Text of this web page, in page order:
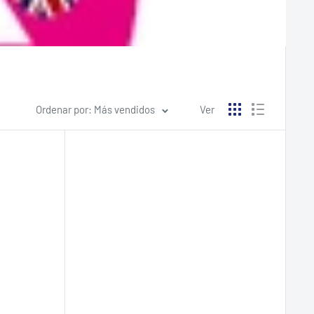
Ordenar por: Más vendidos Ver